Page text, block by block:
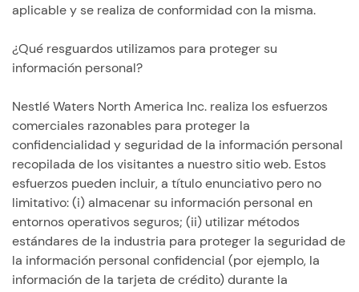
aplicable y se realiza de conformidad con la misma.
¿Qué resguardos utilizamos para proteger su
información personal?
Nestlé Waters North America Inc. realiza los esfuerzos
comerciales razonables para proteger la
confidencialidad y seguridad de la información personal
recopilada de los visitantes a nuestro sitio web. Estos
esfuerzos pueden incluir, a título enunciativo pero no
limitativo: (i) almacenar su información personal en
entornos operativos seguros; (ii) utilizar métodos
estándares de la industria para proteger la seguridad de
la información personal confidencial (por ejemplo, la
información de la tarjeta de crédito) durante la